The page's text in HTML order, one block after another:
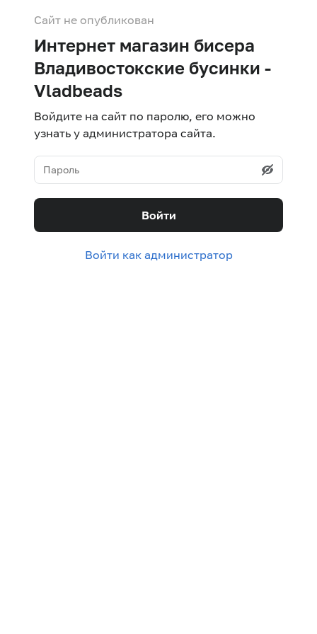
Сайт не опубликован
Интернет магазин бисера
Владивостокские бусинки -
Vladbeads
Войдите на сайт по паролю, его можно
узнать у администратора сайта.
Войти
Войти как администратор